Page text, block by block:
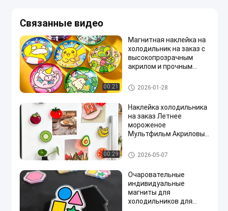
Связанные видео
00:21
Магнитная наклейка на
холодильник на заказ с
высокопрозрачным
акрилом и прочным
настраиваемая по
размеру и форме
Acrylic Refrigerator Stickers
2026-01-28
00:29
Наклейка холодильника
на заказ Летнее
мороженое
Мультфильм Акриловый
торговля
Acrylic Refrigerator Stickers
2026-05-07
Очаровательные
индивидуальные
магниты для
холодильников для